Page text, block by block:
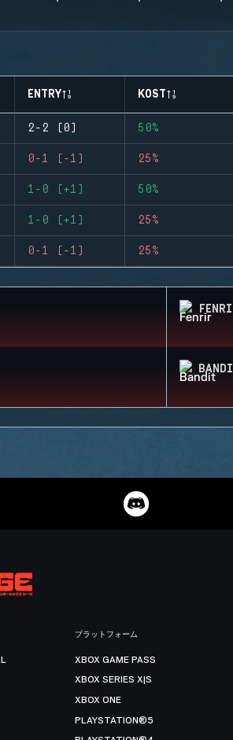
ENTRY KOST
2-2 (0) 50%
0-1 (-1) 25%
1-0 (+1) 50%
1-0 (+1) 25%
0-1 (-1) 25%
プラットフォーム
XBOX GAME PASS
XBOX SERIES X|S
XBOX ONE
PLAYSTATION®5